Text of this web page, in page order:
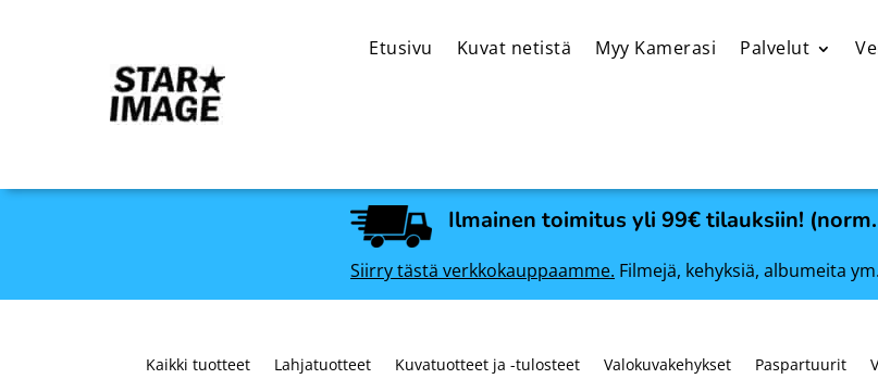
Etusivu Kuvat netistä Myy Kamerasi Palvelut
Ilmainen toimitus yli 99€ tilauksiin!
Siirry tästä verkkokauppaamme. Filmejä, kehyksiä, albumeita
Kaikki tuotteet Lahjatuotteet Kuvatuotteet ja -tulosteet Valokuvakehykset Paspartuurit